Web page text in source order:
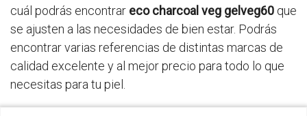
cuál podrás encontrar eco charcoal veg gelveg60 que
se ajusten a las necesidades de bien estar. Podrás
encontrar varias referencias de distintas marcas de
calidad excelente y al mejor precio para todo lo que
necesitas para tu piel.